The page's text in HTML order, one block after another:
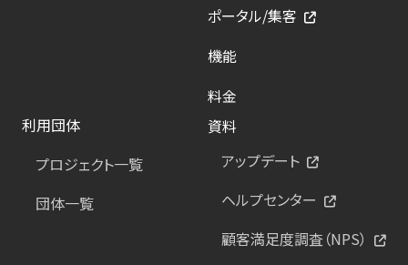
ポータル/集客
機能
料金
利用団体
プロジェクト一覧
団体一覧
資料
アップデート
ヘルプセンター
顧客満足度調査（NPS）